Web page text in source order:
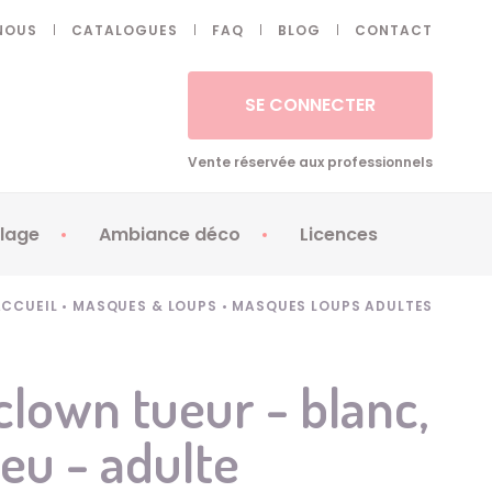
CATALOGUES FAQ BLOG CONTACT
SE CONNECTER
Vente réservée aux professionnels
Ambiance déco
Ballons
Bougies
Décoration
Licences
Demon Slayer
• MASQUES & LOUPS • MASQUES LOUPS ADULTES
tueur - blanc,
- adulte